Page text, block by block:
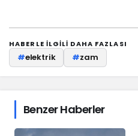
HABERLE ILGILI DAHA FAZLASI
#elektrik #zam
Benzer Haberler